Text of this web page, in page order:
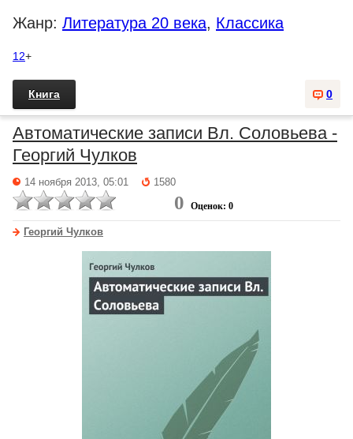
Жанр: Литература 20 века, Классика
12+
0
Книга
Автоматические записи Вл. Соловьева -
Георгий Чулков
14 ноября 2013, 05:01 1580
0 Оценок: 0
Георгий Чулков